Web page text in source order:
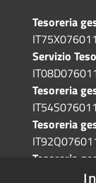
Tesoreria
Servizio
Tesoreria
Tesoreria
Tesoreria